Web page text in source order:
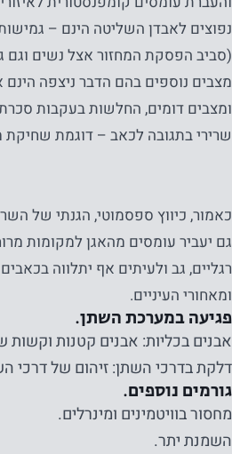
נפוצים לאבדן השליטה הינם – גמישות
(סביב הפסקת המחזור אצל נשים וגם
מצבים נוספים בהם הדבר ניצפה הינם
ומצבים דומים, החלשות בעקבות
שרירי בתגובה לכאב – דוגמת שחיקת
כאמור, כיווץ ספסמוטי, הגנתי של
גם יעביר עומסים מהאגן למקומות
רגליים, גב ולעיתים אף יתלווה
ומאחורי העיניים.
פגיעה במערכת השתן.
אבנים בכליות: אבנים קטנות וקשות
דלקת בדרכי השתן: זיהום של דרכי
גורמים נוספים.
מחסור בוויטמינים ומינרלים.
השמנת יתר.